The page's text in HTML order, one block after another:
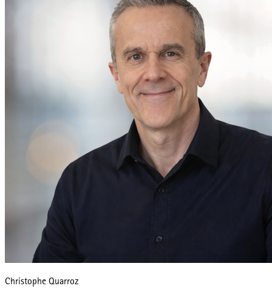
Christophe Quarroz